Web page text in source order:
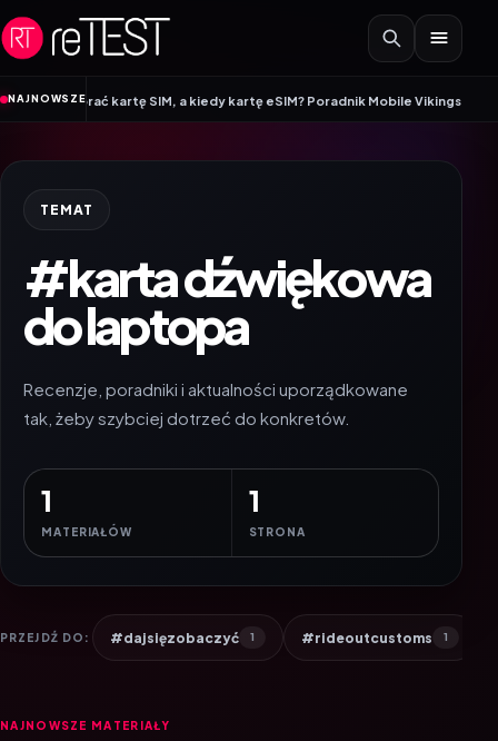
Przejdź do treści
NAJNOWSZEkartę SIM, a kiedy kartę eSIM? Poradnik Mobile Vikings•Wracamy
TEMAT
#karta dźwiękowa
do laptopa
Recenzje, poradniki i aktualności uporządkowane
tak, żeby szybciej dotrzeć do konkretów.
1
MATERIAŁÓW
1
STRONA
PRZEJDŹ DO: #dajsięzobaczyć 1 #rideoutcustoms 1
NAJNOWSZE MATERIAŁY